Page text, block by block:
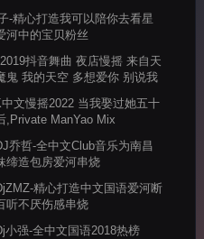
-精心打造我可以陪你去看星
河中的宝贝粉丝
抖音舞曲 夜店慢摇 来自天
鬼 我的天空 多想爱你 别说我
中文慢摇2022 当我娶过她五十
,Private ManYao Mix
乔哲-全中文Club音乐为南昌
缔造包房爱河串烧
精心打造中文国语爱河断
听不厌伤感串烧
小强-全中文国语2018热榜